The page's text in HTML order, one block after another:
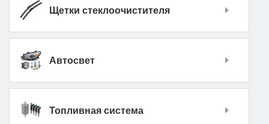
Щетки стеклоочистителя
Автосвет
Топливная система